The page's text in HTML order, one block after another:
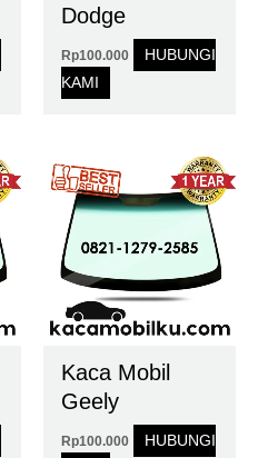
Dodge
Rp100.000
HUBUNGI
KAMI
Kaca Mobil
Geely
Rp100.000
HUBUNGI